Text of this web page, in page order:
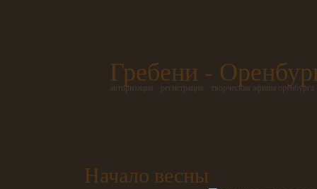
Гребени -
авторизация регистрация творческая афиша оренбурга
Начало весны